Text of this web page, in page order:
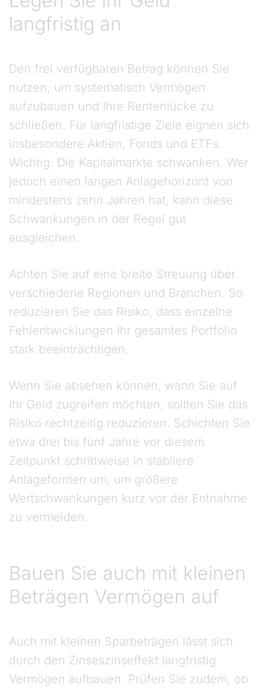
langfristig an
Den frei verfügbaren Betrag können Sie
nutzen, um systematisch Vermögen
aufzubauen und Ihre Rentenlücke zu
schließen. Für langfristige Ziele eignen sich
insbesondere Aktien, Fonds und ETFs.
Wichtig: Die Kapitalmärkte schwanken. Wer
jedoch einen langen Anlagehorizont von
mindestens zehn Jahren hat, kann diese
Schwankungen in der Regel gut
ausgleichen.
Achten Sie auf eine breite Streuung über
verschiedene Regionen und Branchen. So
reduzieren Sie das Risiko, dass einzelne
Fehlentwicklungen Ihr gesamtes Portfolio
stark beeinträchtigen.
Wenn Sie absehen können, wann Sie auf
Ihr Geld zugreifen möchten, sollten Sie das
Risiko rechtzeitig reduzieren. Schichten Sie
etwa drei bis fünf Jahre vor diesem
Zeitpunkt schrittweise in stabilere
Anlageformen um, um größere
Wertschwankungen kurz vor der Entnahme
zu vermeiden.
Bauen Sie auch mit kleinen
Beträgen Vermögen auf
Auch mit kleinen Sparbeträgen lässt sich
durch den Zinseszinseffekt langfristig
Vermögen aufbauen. Prüfen Sie zudem, ob